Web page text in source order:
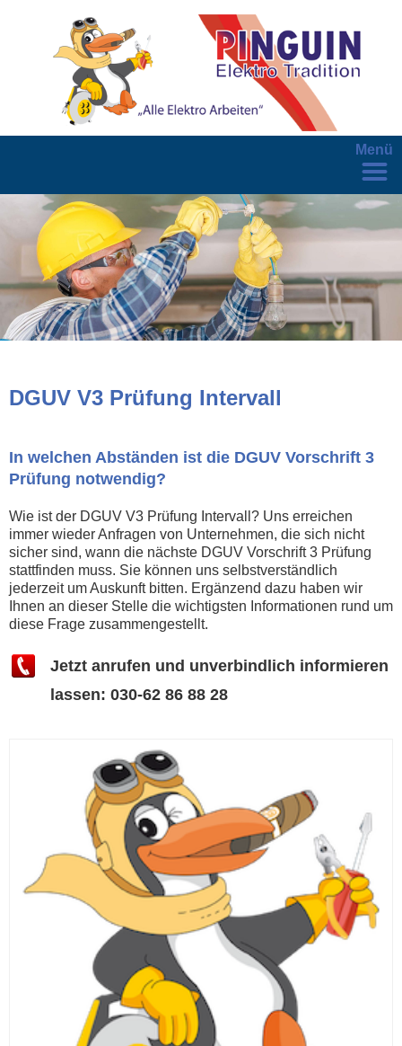
Menü
DGUV V3 Prüfung Intervall
In welchen Abständen ist die DGUV Vorschrift 3
Prüfung notwendig?
Wie ist der DGUV V3 Prüfung Intervall? Uns erreichen
immer wieder Anfragen von Unternehmen, die sich nicht
sicher sind, wann die nächste DGUV Vorschrift 3 Prüfung
stattfinden muss. Sie können uns selbstverständlich
jederzeit um Auskunft bitten. Ergänzend dazu haben wir
Ihnen an dieser Stelle die wichtigsten Informationen rund um
diese Frage zusammengestellt.
Jetzt anrufen und unverbindlich informieren
lassen: 030-62 86 88 28